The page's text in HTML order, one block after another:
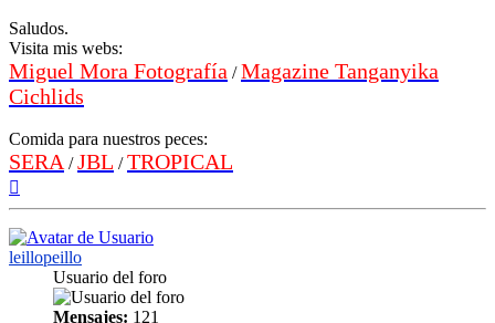
Saludos.
Visita mis webs:
Miguel Mora Fotografía /Magazine Tanganyika
Cichlids
Comida para nuestros peces:
SERA /JBL /TROPICAL
leillopeillo
Usuario del foro
Mensajes: 121